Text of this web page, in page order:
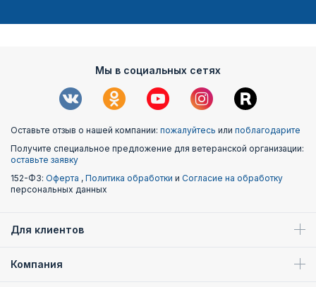
Мы в социальных сетях
Оставьте отзыв о нашей компании: пожалуйтесь или поблагодарите
Получите специальное предложение для ветеранской организации:
оставьте заявку
152-ФЗ: Оферта , Политика обработки и Согласие на обработку
персональных данных
Для клиентов
Компания